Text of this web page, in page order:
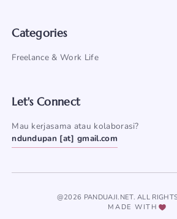
Categories
Freelance & Work Life
Let's Connect
Mau kerjasama atau kolaborasi?
ndundupan [at] gmail.com
@2026 PANDUAJI.NET. ALL
MADE WITH